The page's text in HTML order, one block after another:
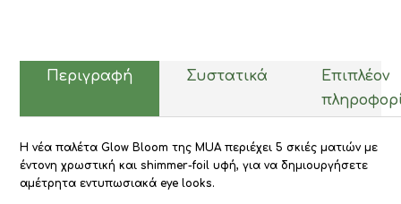
Bloom
Περιγραφή
Επιπλέον
Συστατικά
Η νέα παλέτα Glow Bloom της MUA περιέχει 5 σκιές ματιών με
έντονη χρωστική και shimmer-foil υφή, για να δημιουργήσετε
αμέτρητα εντυπωσιακά eye looks.